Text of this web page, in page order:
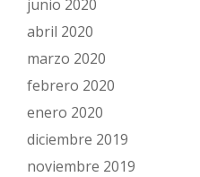
junio 2020
abril 2020
marzo 2020
febrero 2020
enero 2020
diciembre 2019
noviembre 2019